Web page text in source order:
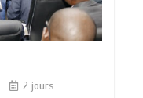
2 jours